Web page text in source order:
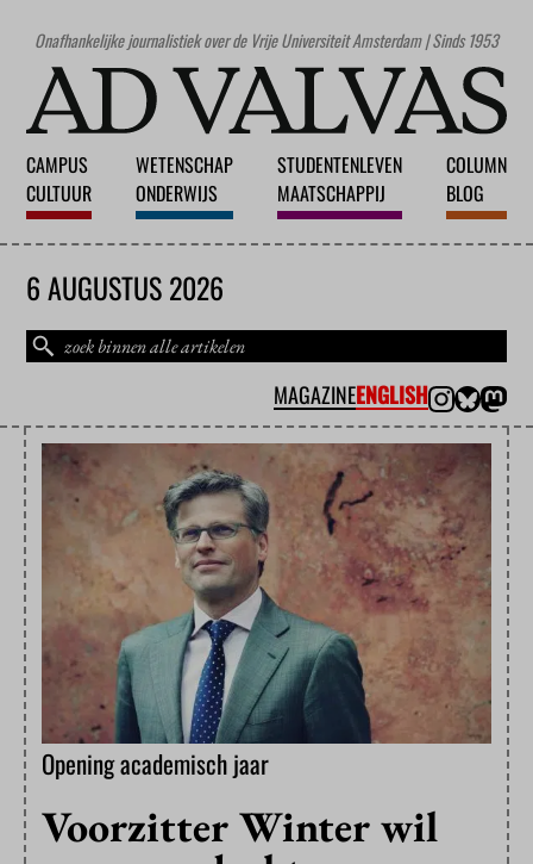
Onafhankelijke journalistiek over de Vrije Universiteit Amsterdam | Sinds 1953
CAMPUS
CULTUUR
WETENSCHAP
ONDERWIJS
STUDENTENLEVEN
MAATSCHAPPIJ
COLUMN
BLOG
6 AUGUSTUS 2026
MAGAZINEENGLISH
Opening academisch jaar
Voorzitter Winter wil